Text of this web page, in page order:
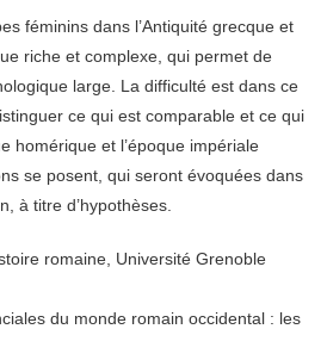
féminins dans l’Antiquité grecque et
riche et complexe, qui permet de
large. La difficulté est dans ce
ce qui est comparable et ce qui
homérique et l’époque impériale
se posent, qui seront évoquées dans
à titre d’hypothèses.
romaine, Université Grenoble
du monde romain occidental : les